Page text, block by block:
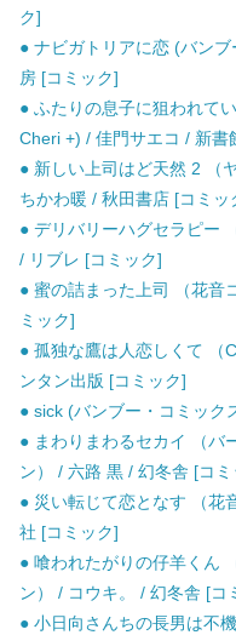
ク]
● ナビガトリアに恋 (バン
房 [コミック]
● ふたりの息子に狙われて
Cheri +) / 佳門サエコ / 新書
● 新しい上司はど天然 2 （
ちかわ暖 / 秋田書店 [コミッ
● デリバリーハグセラピー
/ リブレ [コミック]
● 蜜の詰まった上司 （花音
ミック]
● 孤独な鷹は人恋しくて （
ンタン出版 [コミック]
● sick (バンブー・コミック
● まわりまわるセカイ （バ
ン） / 六路 黒 / 幻冬舎 [コミ
● 災い転じて恋となす （花
社 [コミック]
● 喰われたがりの仔羊くん
ン） / コウキ。 / 幻冬舎 [コ
● 小日向さんちの長男は不